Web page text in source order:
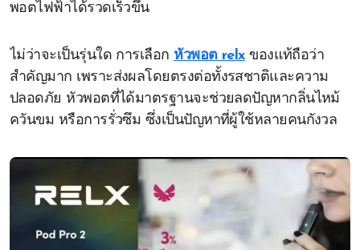
พอตไฟฟ้าได้รวดเร็วขึ้น
ไม่ว่าจะเป็นรุ่นใด การเลือก หัวพอต relxของแท้ถือว่า
สำคัญมาก เพราะส่งผลโดยตรงต่อทั้งรสชาติและความ
ปลอดภัย หัวพอตที่ได้มาตรฐานจะช่วยลดปัญหากลิ่นไหม้
ควันขม หรือการรั่วซึม ซึ่งเป็นปัญหาที่ผู้ใช้หลายคนกังวล